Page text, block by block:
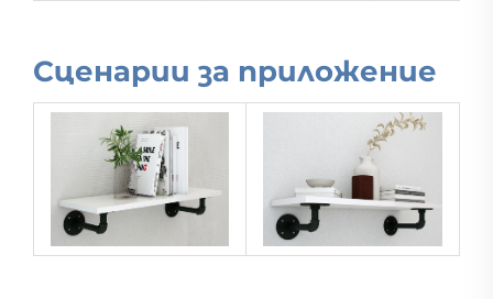
Сценарии за приложение